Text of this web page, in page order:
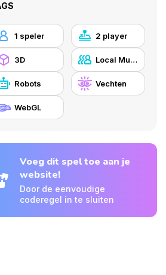
1 speler 2 player
3D Local Multiplayer
Robots Vechten
WebGL
Voeg dit spel toe aan je
website!
Door de eenvoudige
coderegel in te sluiten